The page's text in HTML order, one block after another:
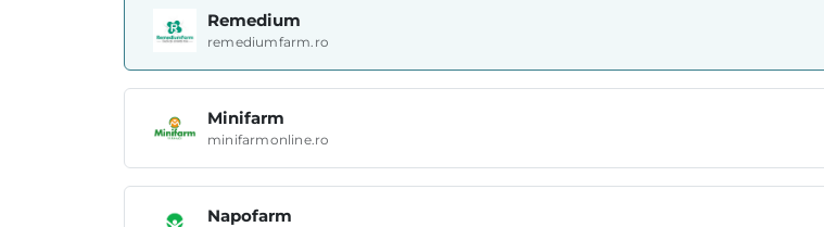
Remedium
remediumfarm.ro
Minifarm
minifarmonline.ro
Napofarm